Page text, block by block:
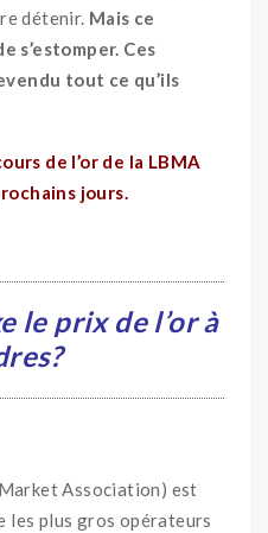
détenir. Mais ce
s’estomper. Ces
tout ce qu’ils
de l’or de la LBMA
jours.
le prix de l’or à
Association) est
les plus gros opérateurs